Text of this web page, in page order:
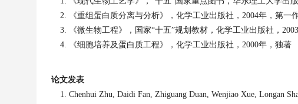
《重组蛋白质分离与分析》，化学工业出版社， 2004年，第一
《微生物工程》，国家“十五”规划教材，化学工业出版社， 2003
《细胞培养及蛋白质工程》，化学工业出版社， 2000年，独著
论文发表
Chenhui Zhu, Daidi Fan, Zhiguang Duan, Wenjiao Xue, Longan